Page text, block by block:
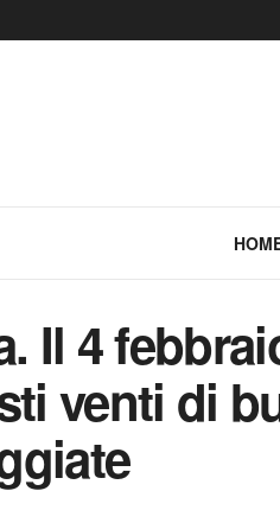
Il 4
venti di